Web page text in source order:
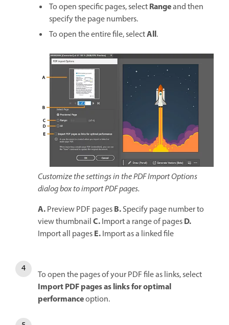
To open specific pages, selectRangeand then
specify the page numbers.
To open the entire file, selectAll.
Customize the settings in the PDF Import Options
dialog box to import PDF pages.
A.Preview PDF pagesB.Specify page number to
view thumbnailC.Import a range of pagesD.
Import all pagesE.Import as a linked file
To open the pages of your PDF file as links, select
Import PDF pages as links for optimal
performanceoption.